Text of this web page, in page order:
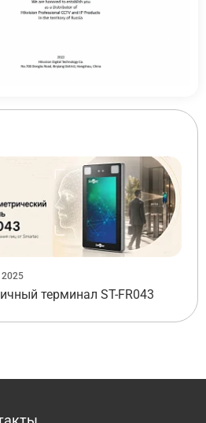
2025
терминал ST-FR043